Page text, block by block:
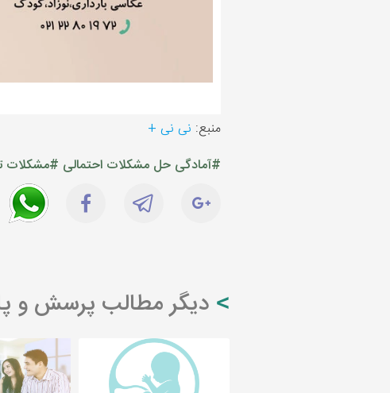
منبع: نی نی +
#آمادگی حل مشکلات احتمالی #مشکلات
دیگر مطالب پرسش و